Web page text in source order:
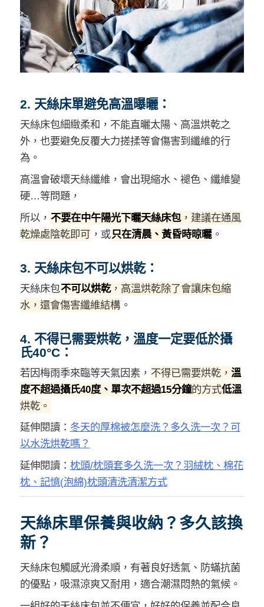
2. 天絲床單避免高溫曝曬：
天絲床包細緻柔和，不能直曬太陽、高溫烘乾之
外，也要避免反覆大力搓揉等會傷害到纖維的行
為。
高溫會破壞天絲纖維，會出現縮水、褪色、纖維變
硬…等問題，
所以， 不要在中午陽光下曬天絲床包，建議在通風
乾燥處陰乾即可 ，或只在清晨、黃昏時晾曬。
3. 天絲床包不可以烘乾：
天絲床包不可以烘乾，高溫烘乾除了會讓床包縮
水，還會傷害纖維結構 。
4. 不得已需要烘乾，溫度一定要低於攝
氏40°C：
若因梅雨季來臨等天氣因素， 不得已需要烘乾， 溫
度不超過攝氏40度、單次不超過15分鐘的方式低溫
烘乾。
延伸閱讀： 冬天的厚棉被怎麼洗？多久洗一次？可
以水洗烘乾嗎？
延伸閱讀： 枕頭/枕頭套多久洗一次？羽絨枕、棉花
枕、記憶(泡綿)枕頭清洗清潔方式
天絲床單保養與收納？多久該換
新？
天絲床包觸感光滑柔順，有著良好透氣、防蟎抗菌
的優點，吸濕涼爽又耐用，適合潮濕悶熱的氣候。